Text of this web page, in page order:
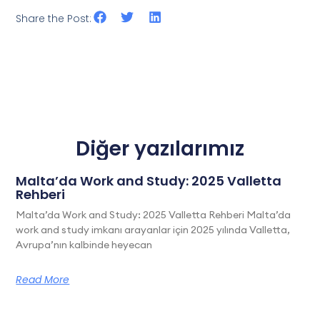
Share the Post:
Diğer yazılarımız
Malta’da Work and Study: 2025 Valletta
Rehberi
Malta’da Work and Study: 2025 Valletta Rehberi Malta’da
work and study imkanı arayanlar için 2025 yılında Valletta,
Avrupa’nın kalbinde heyecan
Read More